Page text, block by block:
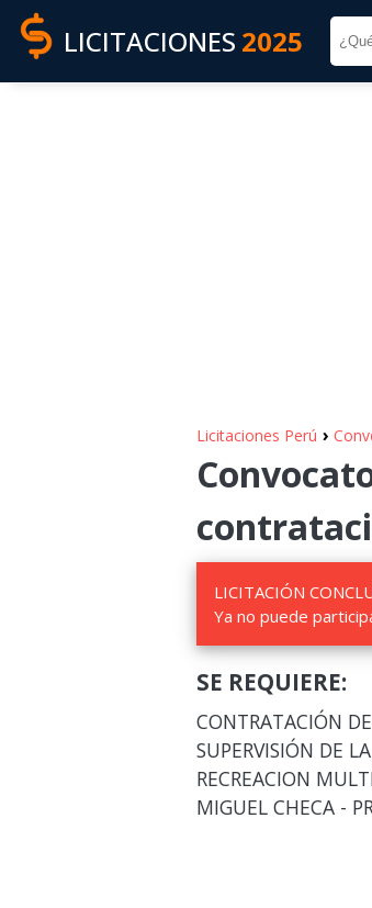
LICITACIONES 2025
Licitaciones Perú ›
LICITACIÓN
Ya no puede
SE REQUIERE:
CONTRATACIÓN
SUPERVISIÓN DE
RECREACION
MIGUEL CHECA -